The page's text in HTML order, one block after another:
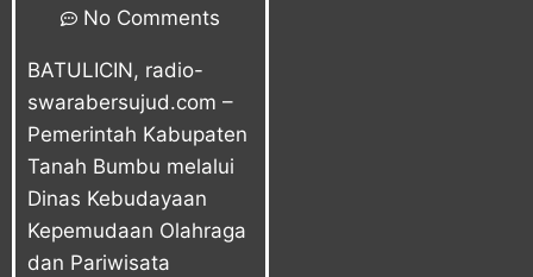
No Comments
BATULICIN, radio-
swarabersujud.com –
Pemerintah Kabupaten
Tanah Bumbu melalui
Dinas Kebudayaan
Kepemudaan Olahraga
dan Pariwisata